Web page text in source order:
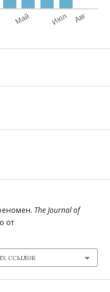
The Journal of
от
ссылок